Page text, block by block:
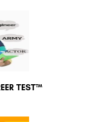
TEST™